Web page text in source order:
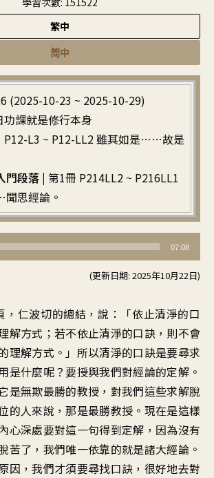
繁中
简中
(2025-10-23 ~ 2025-10-29)
功課就是修行本身
P12-L3 ~ P12-LL2 雖其如是……故是
門段落 | 第1冊 P214LL2 ~ P216LL1
思經論。
07:08
(更新日期: 2025年10月22日)
， 仁波切的總結 ，說：「依止清淨的口
解方式 ； 若不依止清淨的口訣 ， 則不會
理解方式 。」 所以清淨的口訣是要尋求
是什麼呢？要授與我們對經論的定解 。
是無欺最勝的教授 ， 對我們這些求解脫
的人來說 ，那是最勝教授 。 現在是這樣
心深處要對這一句得到定解 ， 因為沒有
苦了 ， 我們唯一依靠的就是諸大經論 。
因 ，我們才須要尋找口訣 ， 很好地去對